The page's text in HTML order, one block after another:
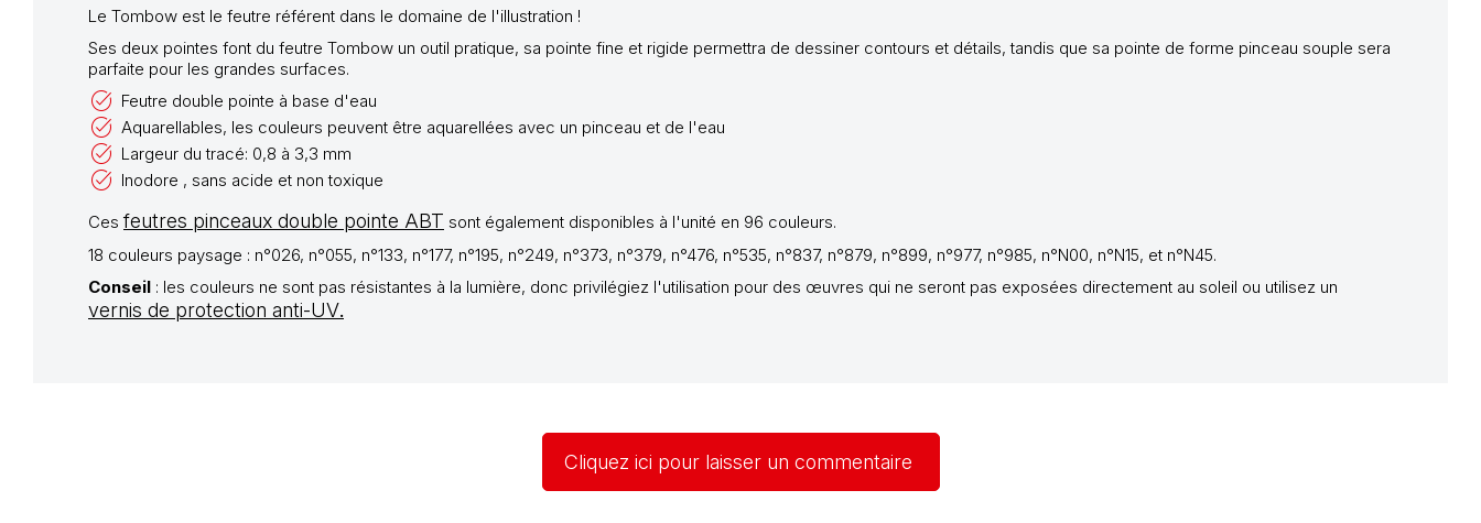
Le Tombow est le feutre référent dans le domaine de l'illustration !
Ses deux pointes font du feutre Tombow un outil pratique, sa pointe fine et rigide permettra de dessiner contours et détails, tandis que sa pointe de forme pinceau souple sera
parfaite pour les grandes surfaces.
Feutre double pointe à base d'eau
Aquarellables, les couleurs peuvent être aquarellées avec un pinceau et de l'eau
Largeur du tracé: 0,8 à 3,3 mm
Inodore , sans acide et non toxique
Ces feutres pinceaux double pointe ABT sont également disponibles à l'unité en 96 couleurs.
18 couleurs paysage : n°026, n°055, n°133, n°177, n°195, n°249, n°373, n°379, n°476, n°535, n°837, n°879, n°899, n°977, n°985, n°N00, n°N15, et n°N45.
Conseil : les couleurs ne sont pas résistantes à la lumière, donc privilégiez l'utilisation pour des œuvres qui ne seront pas exposées directement au soleil ou utilisez un
vernis de protection anti-UV.
Cliquez ici pour laisser un commentaire